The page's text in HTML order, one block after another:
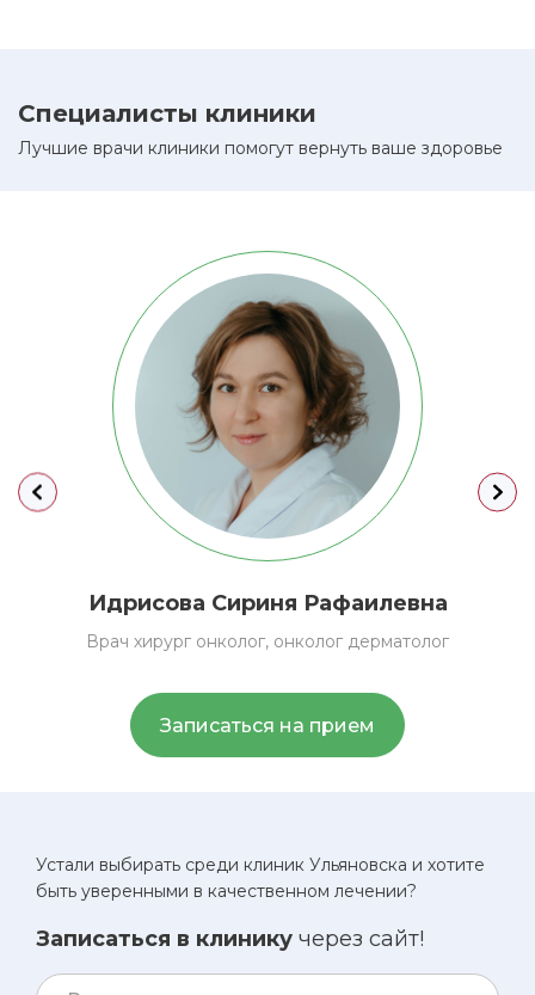
Специалисты клиники
Лучшие врачи клиники помогут вернуть ваше здоровье
Идрисова Сириня Рафаилевна
Врач хирург онколог, онколог дерматолог
Записаться на прием
Устали выбирать среди клиник Ульяновска и хотите
быть уверенными в качественном лечении?
Записаться в клинику через сайт!